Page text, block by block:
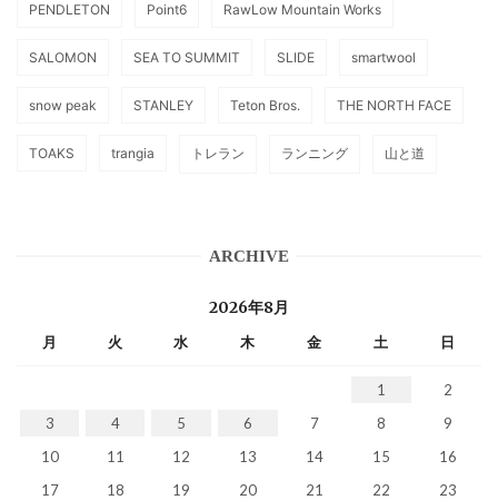
PENDLETON Point6 RawLow Mountain Works
SALOMON SEA TO SUMMIT SLIDE smartwool
snow peak STANLEY Teton Bros. THE NORTH FACE
TOAKS trangia トレラン ランニング 山と道
ARCHIVE
2026年8月
月 火 水 木 金 土 日
1
2
3
4 5 6 7 8
9
10
11 12 13 14 15
16
17
18 19 20 21 22 23